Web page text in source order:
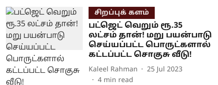
சிறப்புக் களம்
பட்ஜெட் வெறும் ரூ.35
லட்சம் தான்! மறு பயன்பாடு
செய்யப்பட்ட பொருட்களால்
கட்டப்பட்ட சொகுசு வீடு!
Kaleel Rahman
25 Jul 2023
4 min read